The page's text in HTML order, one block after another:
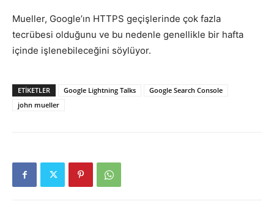
Mueller, Google’ın HTTPS geçişlerinde çok fazla
tecrübesi olduğunu ve bu nedenle genellikle bir hafta
içinde işlenebileceğini söylüyor.
ETIKETLER Google Lightning Talks
Google Search Console
john mueller